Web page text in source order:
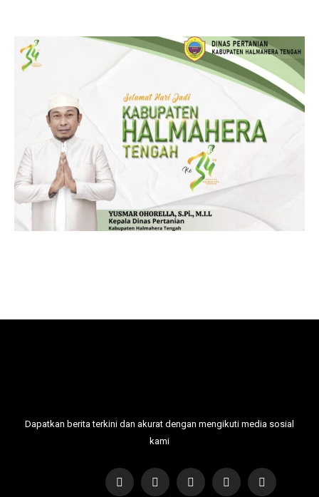
Dapatkan berita terkini dan akurat dengan mengikuti media sosial
kami